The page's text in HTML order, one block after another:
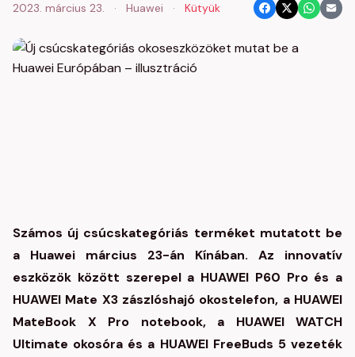
2023. március 23. · Huawei · Kütyük
Számos új csúcskategóriás terméket mutatott be
a Huawei március 23-án Kínában. Az innovatív
eszközök között szerepel a HUAWEI P60 Pro és a
HUAWEI Mate X3 zászlóshajó okostelefon, a HUAWEI
MateBook X Pro notebook, a HUAWEI WATCH
Ultimate okosóra és a HUAWEI FreeBuds 5 vezeték